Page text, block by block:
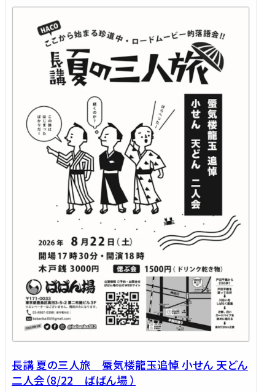
長講 夏の三人旅 蜃気楼龍玉追悼 小せん 天どん
二人会（8/22 ばばん場 ）